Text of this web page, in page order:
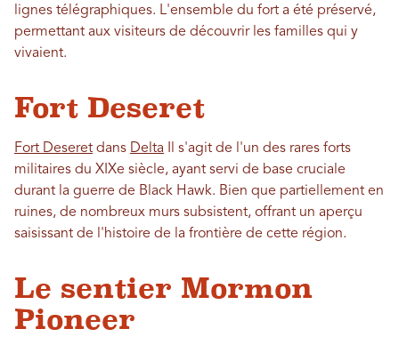
lignes télégraphiques. L'ensemble du fort a été préservé,
permettant aux visiteurs de découvrir les familles qui y
vivaient.
Fort Deseret
Fort Deseret dans Delta Il s'agit de l'un des rares forts
militaires du XIXe siècle, ayant servi de base cruciale
durant la guerre de Black Hawk. Bien que partiellement en
ruines, de nombreux murs subsistent, offrant un aperçu
saisissant de l'histoire de la frontière de cette région.
Le sentier Mormon
Pioneer